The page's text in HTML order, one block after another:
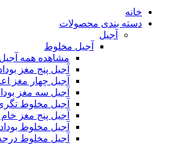
خانه
دسته بندی محصولات
آجیل
آجیل مخلوط
مشاهده همه
آجیل پنج مغز بوداده
آجیل چهار مغز
آجیل سه مغز
آجیل مخلوط
آجیل پنج مغز خام
آجیل مخلوط
آجیل مخلوط